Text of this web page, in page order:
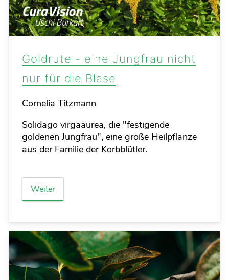
Goldrute - eine Jungfrau nicht
nur für die Blase
Details
Cornelia Titzmann
Solidago virgaaurea, die "festigende
goldenen Jungfrau", eine große Heilpflanze
aus der Familie der Korbblütler.
Weiter